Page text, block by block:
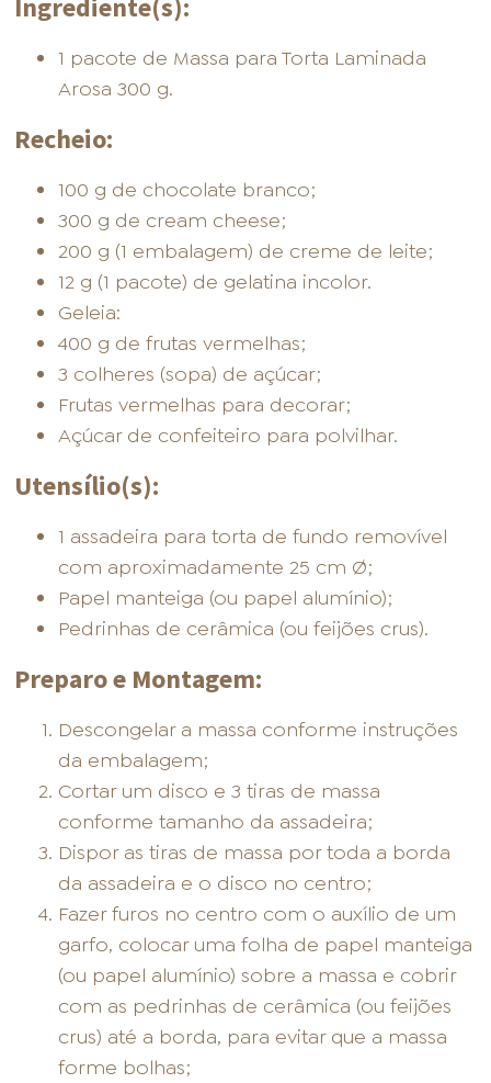
Ingrediente(s):
1 pacote de Massa para Torta Laminada
Arosa 300 g.
Recheio:
100 g de chocolate branco;
300 g de cream cheese;
200 g (1 embalagem) de creme de leite;
12 g (1 pacote) de gelatina incolor.
Geleia:
400 g de frutas vermelhas;
3 colheres (sopa) de açúcar;
Frutas vermelhas para decorar;
Açúcar de confeiteiro para polvilhar.
Utensílio(s):
1 assadeira para torta de fundo removível
com aproximadamente 25 cm Ø;
Papel manteiga (ou papel alumínio);
Pedrinhas de cerâmica (ou feijões crus).
Preparo e Montagem:
Descongelar a massa conforme instruções
da embalagem;
Cortar um disco e 3 tiras de massa
conforme tamanho da assadeira;
Dispor as tiras de massa por toda a borda
da assadeira e o disco no centro;
Fazer furos no centro com o auxílio de um
garfo, colocar uma folha de papel manteiga
(ou papel alumínio) sobre a massa e cobrir
com as pedrinhas de cerâmica (ou feijões
crus) até a borda, para evitar que a massa
forme bolhas;